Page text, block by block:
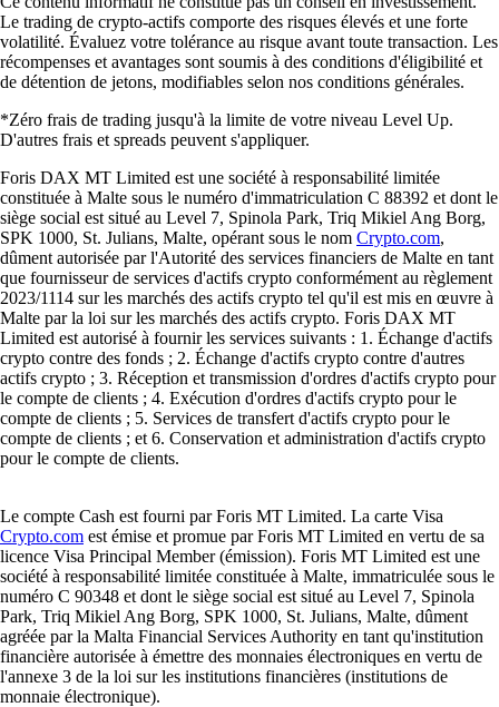
Le trading de crypto-actifs comporte des risques élevés et une forte
volatilité. Évaluez votre tolérance au risque avant toute transaction. Les
récompenses et avantages sont soumis à des conditions d'éligibilité et
de détention de jetons, modifiables selon nos conditions générales.
*Zéro frais de trading jusqu'à la limite de votre niveau Level Up.
D'autres frais et spreads peuvent s'appliquer.
Foris DAX MT Limited est une société à responsabilité limitée
constituée à Malte sous le numéro d'immatriculation C 88392 et dont le
siège social est situé au Level 7, Spinola Park, Triq Mikiel Ang Borg,
SPK 1000, St. Julians, Malte, opérant sous le nom Crypto.com,
dûment autorisée par l'Autorité des services financiers de Malte en tant
que fournisseur de services d'actifs crypto conformément au règlement
2023/1114 sur les marchés des actifs crypto tel qu'il est mis en œuvre à
Malte par la loi sur les marchés des actifs crypto. Foris DAX MT
Limited est autorisé à fournir les services suivants : 1. Échange d'actifs
crypto contre des fonds ; 2. Échange d'actifs crypto contre d'autres
actifs crypto ; 3. Réception et transmission d'ordres d'actifs crypto pour
le compte de clients ; 4. Exécution d'ordres d'actifs crypto pour le
compte de clients ; 5. Services de transfert d'actifs crypto pour le
compte de clients ; et 6. Conservation et administration d'actifs crypto
pour le compte de clients.
Le compte Cash est fourni par Foris MT Limited. La carte Visa
Crypto.com est émise et promue par Foris MT Limited en vertu de sa
licence Visa Principal Member (émission). Foris MT Limited est une
société à responsabilité limitée constituée à Malte, immatriculée sous le
numéro C 90348 et dont le siège social est situé au Level 7, Spinola
Park, Triq Mikiel Ang Borg, SPK 1000, St. Julians, Malte, dûment
agréée par la Malta Financial Services Authority en tant qu'institution
financière autorisée à émettre des monnaies électroniques en vertu de
l'annexe 3 de la loi sur les institutions financières (institutions de
monnaie électronique).